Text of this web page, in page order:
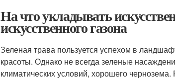
На что укладывать
искусственного газона
Зеленая трава пользуется успехом в
красоты. Однако не всегда зеленые
климатических условий, хорошего